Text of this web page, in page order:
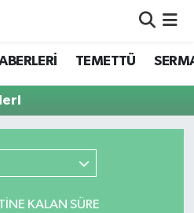
TEMETTÜ
KALAN SÜRE